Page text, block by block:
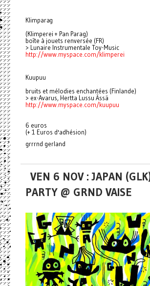
Klimparag
(Klimperei + Pan Parag)
boîte à jouets renversée (FR)
> Lunaire Instrumentale Toy-Music
http://www.myspace.com/klimperei
Kuupuu
bruits et mélodies enchantées (Finlande)
> ex-Avarus, Hertta Lussu Ässä
http://www.myspace.com/kuupuu
6 euros
(+ 1 Euros d'adhésion)
grrrnd gerland
VEN 6 NOV : JAPAN
PARTY @ GRND VAISE